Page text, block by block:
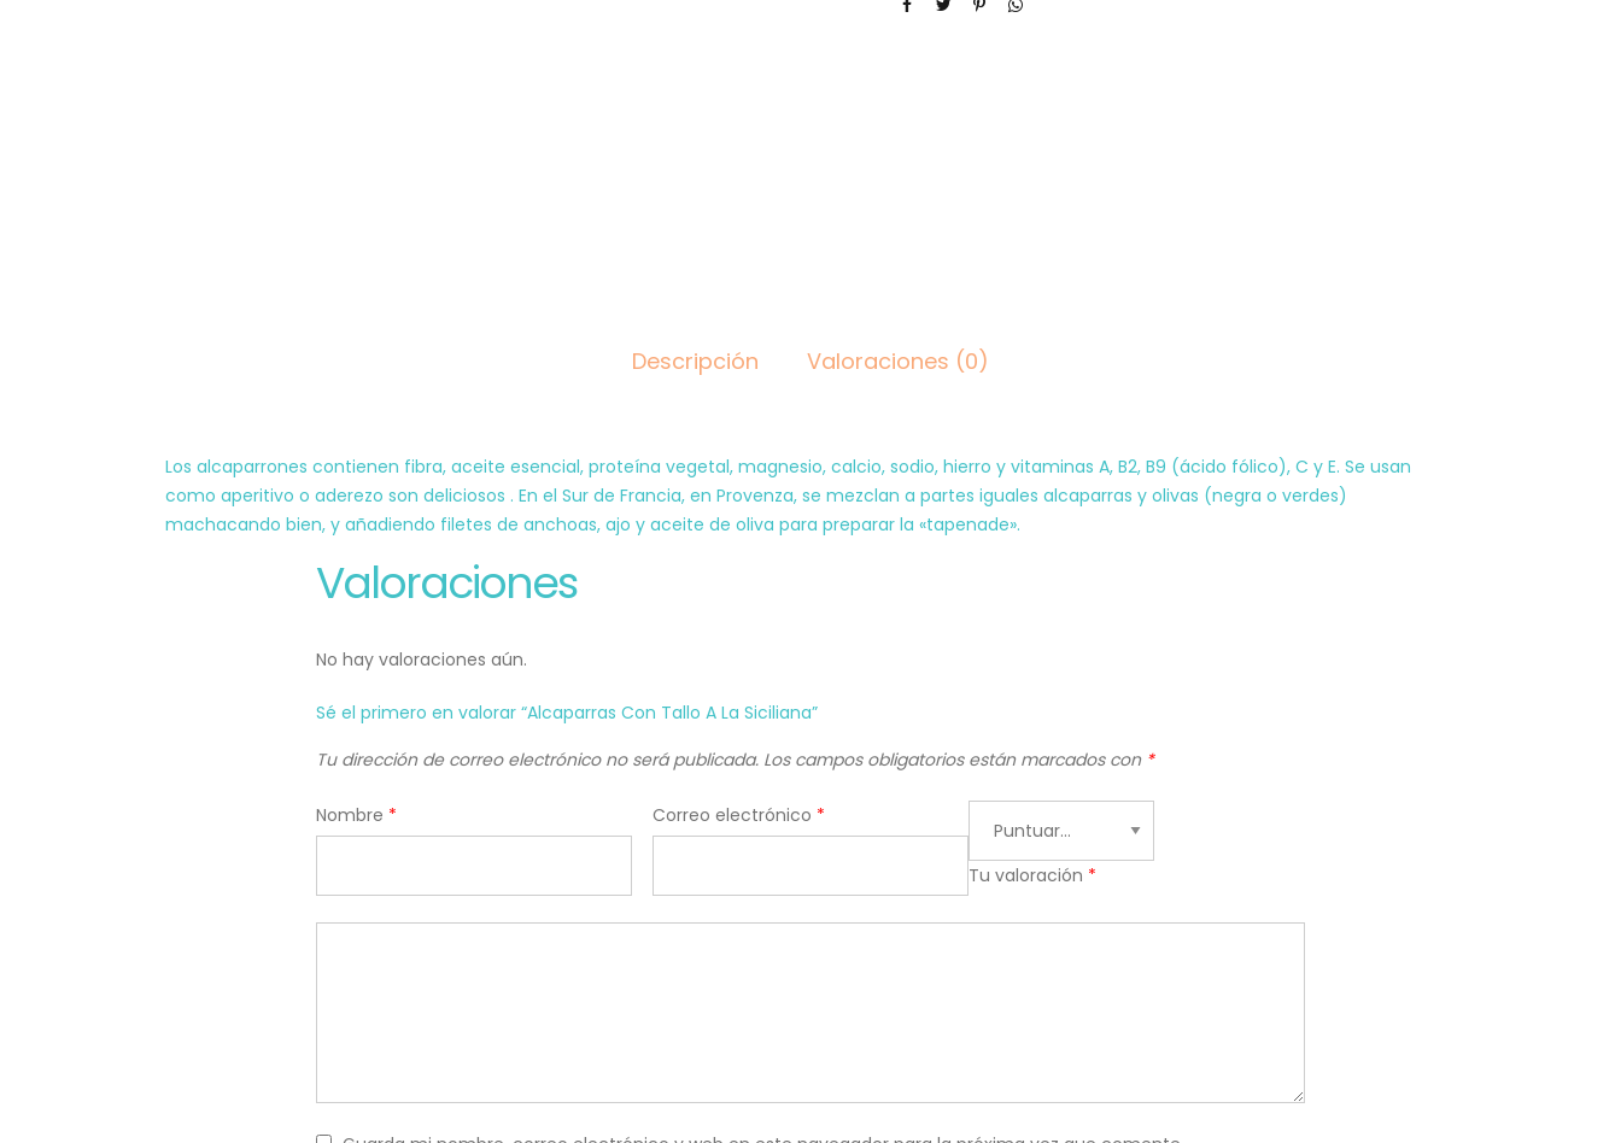
Descripción Valoraciones (0)
Los alcaparrones contienen fibra, aceite esencial, proteína vegetal, magnesio, calcio, sodio, hierro y vitaminas A, B2, B9 (ácido fólico), C y E. Se usan
como aperitivo o aderezo son deliciosos . En el Sur de Francia, en Provenza, se mezclan a partes iguales alcaparras y olivas (negra o verdes)
machacando bien, y añadiendo filetes de anchoas, ajo y aceite de oliva para preparar la «tapenade».
Valoraciones
No hay valoraciones aún.
Sé el primero en valorar “Alcaparras Con Tallo A La Siciliana”
Tu dirección de correo electrónico no será publicada. Los campos obligatorios están marcados con *
Nombre * Correo electrónico *
Tu valoración *